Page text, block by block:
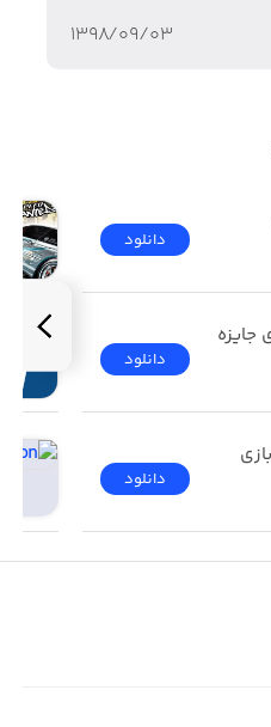
۱۳۹۸/۰۹/۰۳
دانلود
دانلود
دانلود